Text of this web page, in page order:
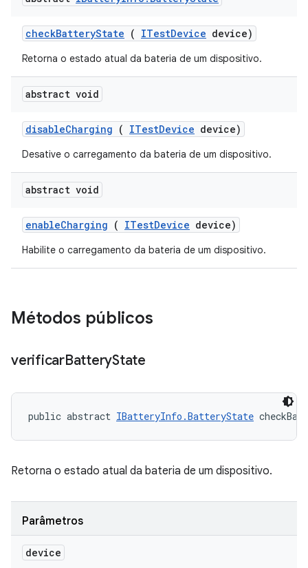
checkBatteryState ( ITestDevice device)
Retorna o estado atual da bateria de um dispositivo.
abstract void
disableCharging ( ITestDevice device)
Desative o carregamento da bateria de um dispositivo.
abstract void
enableCharging ( ITestDevice device)
Habilite o carregamento da bateria de um dispositivo.
Métodos públicos
verificarBatteryState
public abstract IBatteryInfo.BatteryState
Retorna o estado atual da bateria de um dispositivo.
Parâmetros
device